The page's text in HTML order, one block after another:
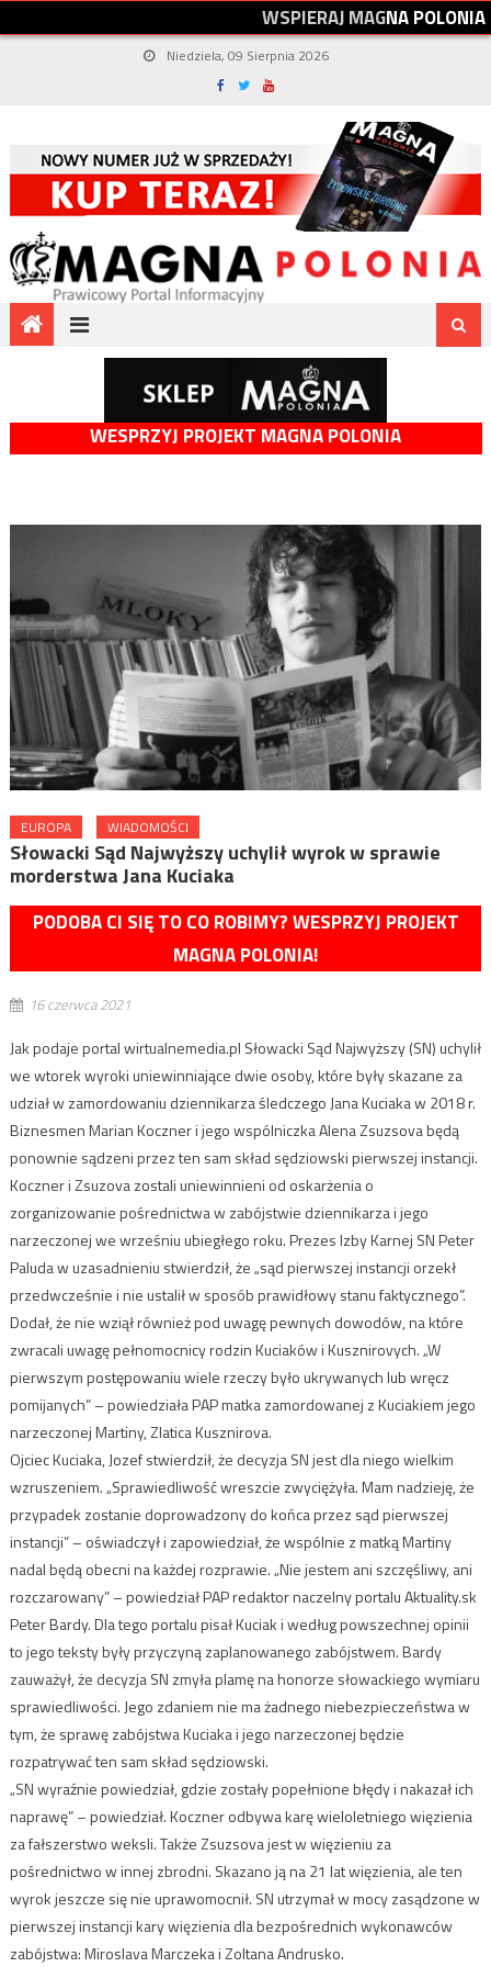
WSPIERAJMAGNAPOLONIA
Niedziela, 09 Sierpnia 2026
WESPRZYJ PROJEKT MAGNA POLONIA
EUROPA WIADOMOŚCI
Słowacki Sąd Najwyższy uchylił wyrok w sprawie
morderstwa Jana Kuciaka
PODOBA CI SIĘ TO CO ROBIMY? WESPRZYJ PROJEKT
MAGNA POLONIA!
16 czerwca 2021
Jak podaje portal wirtualnemedia.pl Słowacki Sąd Najwyższy (SN) uchylił
we wtorek wyroki uniewinniające dwie osoby, które były skazane za
udział w zamordowaniu dziennikarza śledczego Jana Kuciaka w 2018 r.
Biznesmen Marian Koczner i jego wspólniczka Alena Zsuzsova będą
ponownie sądzeni przez ten sam skład sędziowski pierwszej instancji.
Koczner i Zsuzova zostali uniewinnieni od oskarżenia o
zorganizowanie pośrednictwa w zabójstwie dziennikarza i jego
narzeczonej we wrześniu ubiegłego roku. Prezes Izby Karnej SN Peter
Paluda w uzasadnieniu stwierdził, że „sąd pierwszej instancji orzekł
przedwcześnie i nie ustalił w sposób prawidłowy stanu faktycznego”.
Dodał, że nie wziął również pod uwagę pewnych dowodów, na które
zwracali uwagę pełnomocnicy rodzin Kuciaków i Kusznirovych. „W
pierwszym postępowaniu wiele rzeczy było ukrywanych lub wręcz
pomijanych” – powiedziała PAP matka zamordowanej z Kuciakiem jego
narzeczonej Martiny, Zlatica Kusznirova.
Ojciec Kuciaka, Jozef stwierdził, że decyzja SN jest dla niego wielkim
wzruszeniem. „Sprawiedliwość wreszcie zwyciężyła. Mam nadzieję, że
przypadek zostanie doprowadzony do końca przez sąd pierwszej
instancji” – oświadczył i zapowiedział, że wspólnie z matką Martiny
nadal będą obecni na każdej rozprawie. „Nie jestem ani szczęśliwy, ani
rozczarowany” – powiedział PAP redaktor naczelny portalu Aktuality.sk
Peter Bardy. Dla tego portalu pisał Kuciak i według powszechnej opinii
to jego teksty były przyczyną zaplanowanego zabójstwem. Bardy
zauważył, że decyzja SN zmyła plamę na honorze słowackiego wymiaru
sprawiedliwości. Jego zdaniem nie ma żadnego niebezpieczeństwa w
tym, że sprawę zabójstwa Kuciaka i jego narzeczonej będzie
rozpatrywać ten sam skład sędziowski.
„SN wyraźnie powiedział, gdzie zostały popełnione błędy i nakazał ich
naprawę” – powiedział. Koczner odbywa karę wieloletniego więzienia
za fałszerstwo weksli. Także Zsuzsova jest w więzieniu za
pośrednictwo w innej zbrodni. Skazano ją na 21 lat więzienia, ale ten
wyrok jeszcze się nie uprawomocnił. SN utrzymał w mocy zasądzone w
pierwszej instancji kary więzienia dla bezpośrednich wykonawców
zabójstwa: Miroslava Marczeka i Zoltana Andrusko.